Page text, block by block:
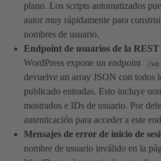
plano. Los scripts automatizados
autor muy rápidamente para
nombres de usuario.
Endpoint de usuarios de la
WordPress expone un endpoint
/
devuelve un array JSON con todos
publicado entradas. Esto incluye
mostrados e IDs de usuario. Por
autenticación para acceder a este
Mensajes de error de inicio de
nombre de usuario inválido en la